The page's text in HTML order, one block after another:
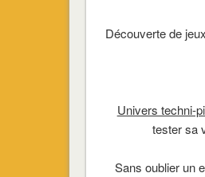
Découverte de
Univers techni-
tester sa
Sans oublier un